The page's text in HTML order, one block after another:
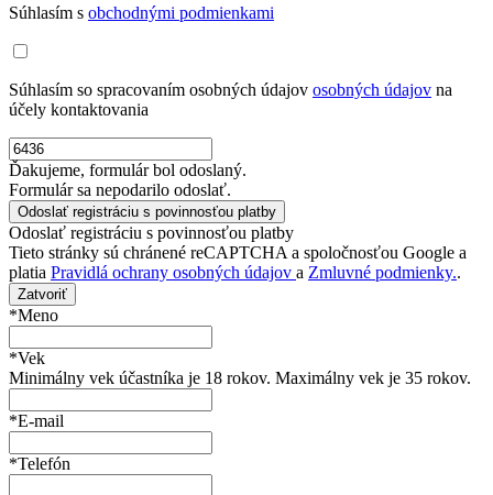
Súhlasím s obchodnými podmienkami
Súhlasím so spracovaním osobných údajov osobných údajov na
účely kontaktovania
Ďakujeme, formulár bol odoslaný.
Formulár sa nepodarilo odoslať.
Odoslať registráciu s povinnosťou platby
Tieto stránky sú chránené reCAPTCHA a spoločnosťou Google a
platia Pravidlá ochrany osobných údajov a Zmluvné podmienky..
Zatvoriť
*Meno
*Vek
Minimálny vek účastníka je 18 rokov. Maximálny vek je 35 rokov.
*E-mail
*Telefón